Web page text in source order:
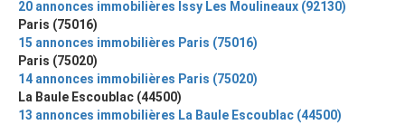
20 annonces immobilières Issy Les Moulineaux (92130)
Paris (75016)
15 annonces immobilières Paris (75016)
Paris (75020)
14 annonces immobilières Paris (75020)
La Baule Escoublac (44500)
13 annonces immobilières La Baule Escoublac (44500)